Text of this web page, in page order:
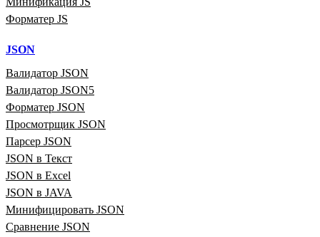
Форматер JS
JSON
Валидатор JSON
Валидатор JSON5
Форматер JSON
Просмотрщик JSON
Парсер JSON
JSON в Текст
JSON в Excel
JSON в JAVA
Минифицировать JSON
Сравнение JSON